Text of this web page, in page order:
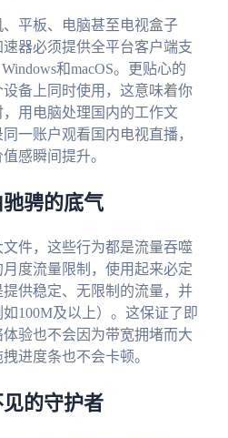
平板、电脑甚至电视盒子
速器必须提供全平台客户端支
和macOS。更贴心的
备上同时使用，这意味着你
用电脑处理国内的工作文
一账户观看国内电视直播，
感瞬间提升。
骋的底气
件，这些行为都是流量吞噬
度流量限制，使用起来必定
供稳定、无限制的流量，并
100M及以上）。这保证了即
验也不会因为带宽拥堵而大
进度条也不会卡顿。
的守护者